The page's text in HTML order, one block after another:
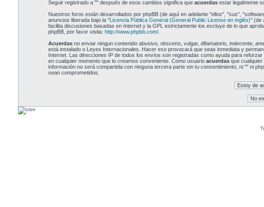
Seguir registrado a "" después de esos cambios significa que acuerdasestar legalmente
Nuestros foros están desarrollados por phpBB (de aquí en adelante "ellos", "sus",
anuncios liberada bajo la "Licencia Pública General (General Public License en inglés)" (de
facilita discusiones basadas en Internet y la GPL estrictamente los excluye de lo que
phpBB, por favor visita: http://www.phpbb.com/.
Acuerdasno enviar ningun contenido abusivo, obsceno, vulgar, difamatorio, indecente,
está instalado o Leyes Internacionales. Hacer eso provocará que seas inmediata y
Internet. Las direcciones IP de todos los envíos son registradas como ayuda para reforzar
en cualquier momento que lo creamos conveniente. Como usuario acuerdasque cualquier
información no será compartida con ninguna tercera parte sin tu consentimiento, ni "" ni
sean comprometidos.